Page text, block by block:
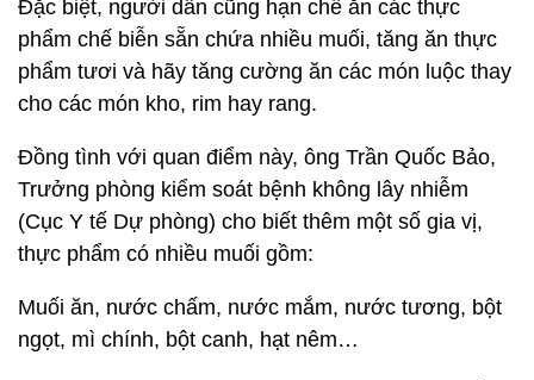
Đặc biệt, người dân cũng hạn chế ăn các thực
phẩm chế biễn sẵn chứa nhiều muối, tăng ăn thực
phẩm tươi và hãy tăng cường ăn các món luộc thay
cho các món kho, rim hay rang.
Đồng tình với quan điểm này, ông Trần Quốc Bảo,
Trưởng phòng kiểm soát bệnh không lây nhiễm
(Cục Y tế Dự phòng) cho biết thêm một số gia vị,
thực phẩm có nhiều muối gồm:
Muối ăn, nước chấm, nước mắm, nước tương, bột
ngọt, mì chính, bột canh, hạt nêm…